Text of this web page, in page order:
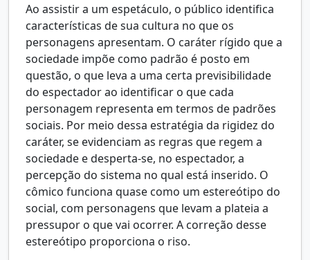
Ao assistir a um espetáculo, o público identifica
características de sua cultura no que os
personagens apresentam. O caráter rígido que a
sociedade impõe como padrão é posto em
questão, o que leva a uma certa previsibilidade
do espectador ao identificar o que cada
personagem representa em termos de padrões
sociais. Por meio dessa estratégia da rigidez do
caráter, se evidenciam as regras que regem a
sociedade e desperta-se, no espectador, a
percepção do sistema no qual está inserido. O
cômico funciona quase como um estereótipo do
social, com personagens que levam a plateia a
pressupor o que vai ocorrer. A correção desse
estereótipo proporciona o riso.